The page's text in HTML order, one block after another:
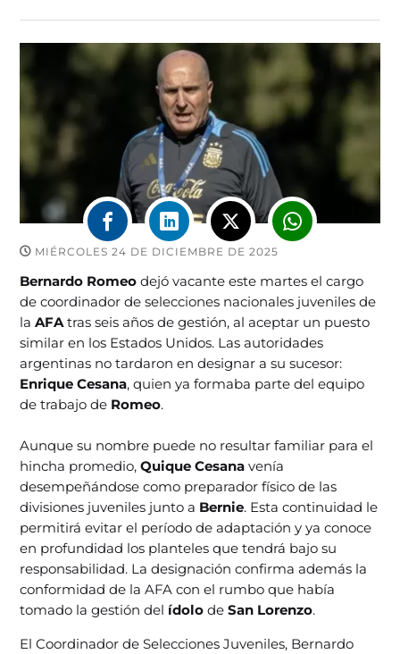
MIÉRCOLES 24 DE DICIEMBRE DE 2025
Bernardo Romeo dejó vacante este martes el cargo
de coordinador de selecciones nacionales juveniles de
laAFA tras seis años de gestión, al aceptar un puesto
similar en los Estados Unidos. Las autoridades
argentinas no tardaron en designar a su sucesor:
Enrique Cesana, quien ya formaba parte del equipo
de trabajo de Romeo.
Aunque su nombre puede no resultar familiar para el
hincha promedio,Quique Cesana venía
desempeñándose como preparador físico de las
divisiones juveniles junto a Bernie. Esta continuidad le
permitirá evitar el período de adaptación y ya conoce
en profundidad los planteles que tendrá bajo su
responsabilidad. La designación confirma además la
conformidad de la AFA con el rumbo que había
tomado la gestión del ídolo deSan Lorenzo.
El Coordinador de Selecciones Juveniles, Bernardo